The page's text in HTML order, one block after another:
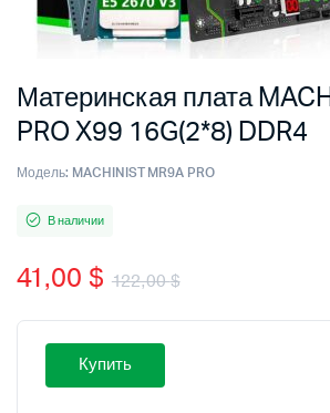
Материнская плата
PRO X99 16G(2*8) DDR4
Модель: MACHINIST MR9A PRO
В наличии
122,00$
41,00 $
Текущая
Купить